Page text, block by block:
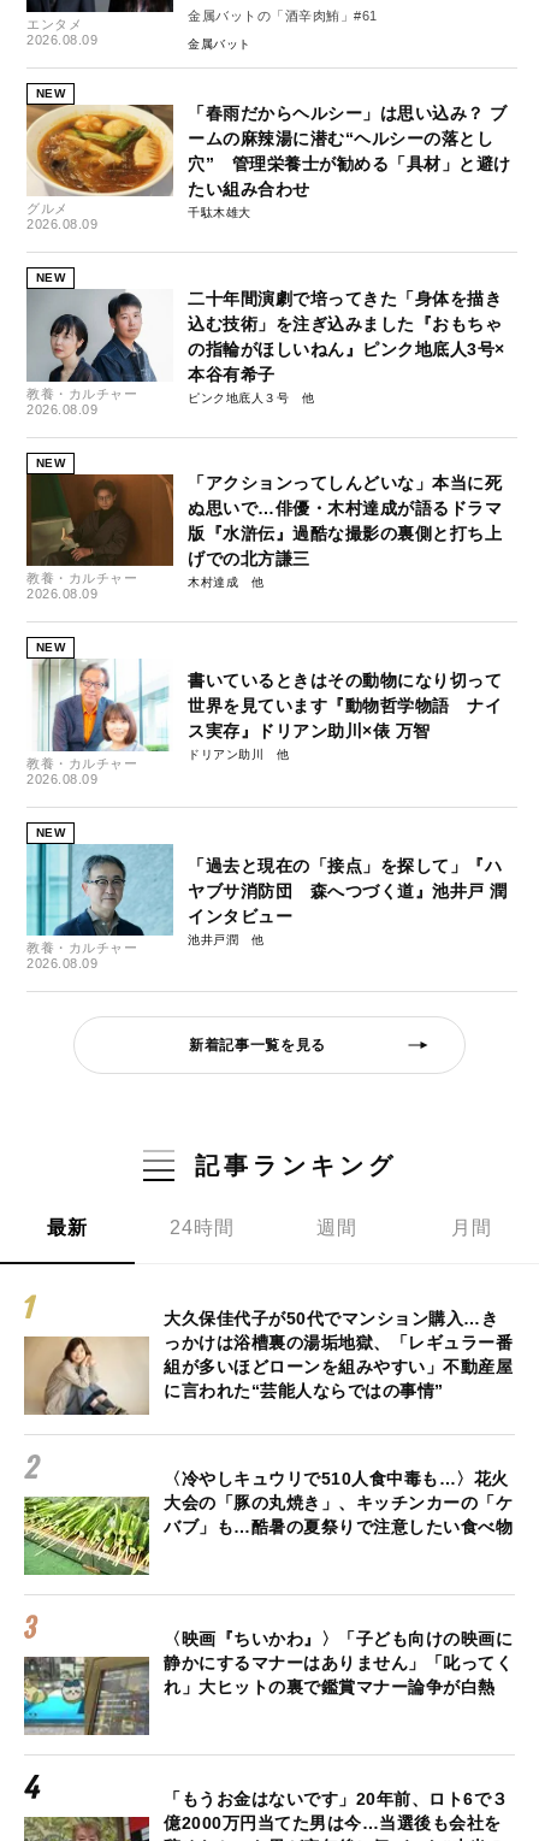
エンタメ
2026.08.09
金属バットの「酒辛肉鮪」#61
金属バット
NEW
グルメ
2026.08.09
「春雨だからヘルシー」は思い込み？ ブ
ームの麻辣湯に潜む“ヘルシーの落とし
穴” 管理栄養士が勧める「具材」と避け
たい組み合わせ
千駄木雄大
NEW
教養・カルチャー
2026.08.09
二十年間演劇で培ってきた「身体を描き
込む技術」を注ぎ込みました『おもちゃ
の指輪がほしいねん』ピンク地底人3号×
本谷有希子
ピンク地底人３号
NEW
教養・カルチャー
2026.08.09
「アクションってしんどいな」本当に死
ぬ思いで…俳優・木村達成が語るドラマ
版『水滸伝』過酷な撮影の裏側と打ち上
げでの北方謙三
木村達成
NEW
教養・カルチャー
2026.08.09
書いているときはその動物になり切って
世界を見ています『動物哲学物語 ナイ
ス実存』ドリアン助川×俵 万智
ドリアン助川
NEW
教養・カルチャー
2026.08.09
「過去と現在の「接点」を探して」『ハ
ヤブサ消防団 森へつづく道』池井戸 潤
インタビュー
池井戸潤
新着記事一覧を見る
記事ランキング
最新 24時間 週間 月間
大久保佳代子が50代でマンション購入…き
っかけは浴槽裏の湯垢地獄、「レギュラー番
組が多いほどローンを組みやすい」不動産屋
に言われた“芸能人ならではの事情”
〈冷やしキュウリで510人食中毒も…〉花火
大会の「豚の丸焼き」、キッチンカーの「ケ
バブ」も…酷暑の夏祭りで注意したい食べ物
〈映画『ちいかわ』〉「子ども向けの映画に
静かにするマナーはありません」「叱ってく
れ」大ヒットの裏で鑑賞マナー論争が白熱
「もうお金はないです」20年前、ロト6で３
億2000万円当てた男は今…当選後も会社を